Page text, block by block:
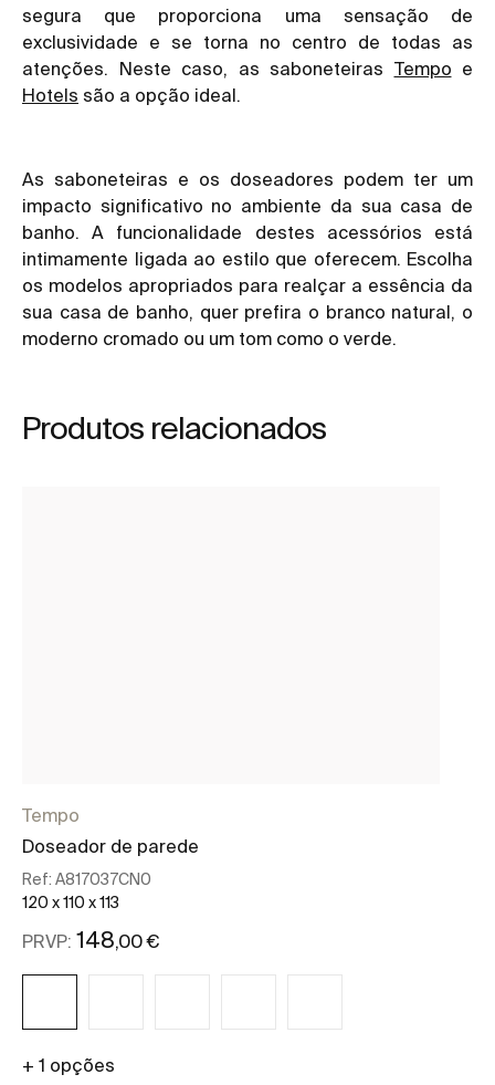
segura que proporciona uma sensação de
exclusividade e se torna no centro de todas as
atenções. Neste caso, as saboneteiras Tempo e
Hotels são a opção ideal.
As saboneteiras e os doseadores podem ter um
impacto significativo no ambiente da sua casa de
banho. A funcionalidade destes acessórios está
intimamente ligada ao estilo que oferecem. Escolha
os modelos apropriados para realçar a essência da
sua casa de banho, quer prefira o branco natural, o
moderno cromado ou um tom como o verde.
Produtos relacionados
Tempo
Doseador de parede
Ref: A817037CN0
120 x 110 x 113
PRVP: 148 ,00 €
+ 1 opções